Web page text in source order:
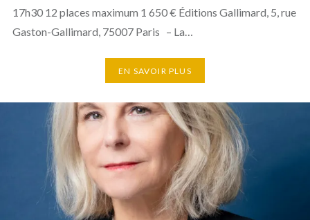
17h30 12 places maximum 1 650 € Éditions Gallimard, 5, rue
Gaston-Gallimard, 75007 Paris – La…
EN SAVOIR PLUS